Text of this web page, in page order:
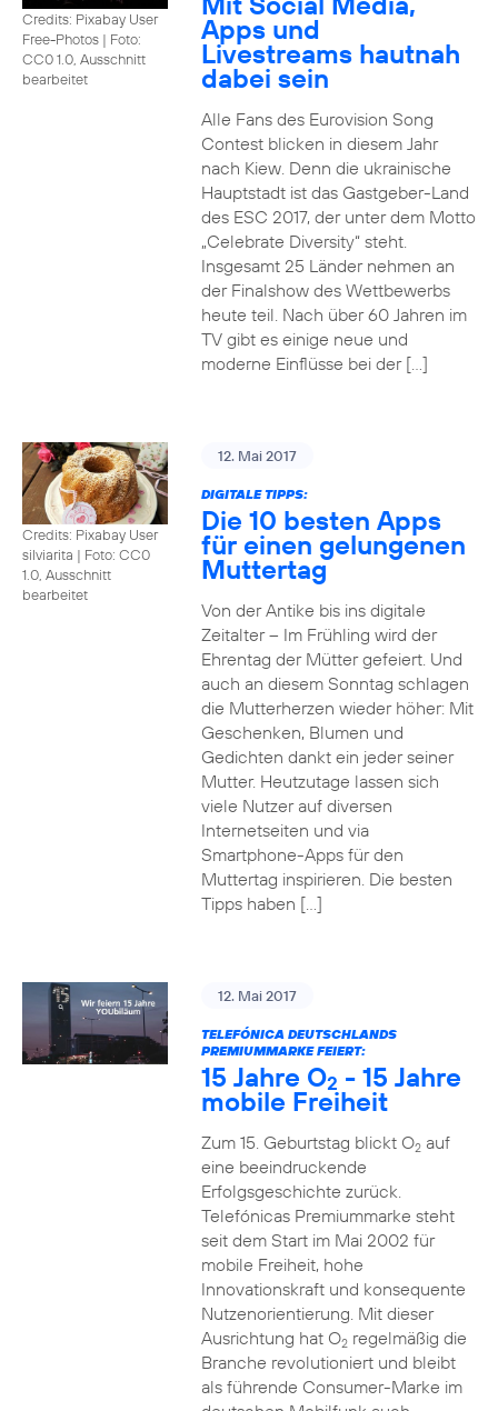
Credits: Pixabay User
Free-Photos | Foto:
CC0 1.0, Ausschnitt
bearbeitet
Apps und
Livestreams hautnah
dabei sein
Alle Fans des Eurovision Song
Contest blicken in diesem Jahr
nach Kiew. Denn die ukrainische
Hauptstadt ist das Gastgeber-Land
des ESC 2017, der unter dem Motto
„Celebrate Diversity“ steht.
Insgesamt 25 Länder nehmen an
der Finalshow des Wettbewerbs
heute teil. Nach über 60 Jahren im
TV gibt es einige neue und
moderne Einflüsse bei der […]
Credits: Pixabay User
silviarita | Foto: CC0
1.0, Ausschnitt
bearbeitet
12. Mai 2017
DIGITALE TIPPS:
Die 10 besten Apps
für einen gelungenen
Muttertag
Von der Antike bis ins digitale
Zeitalter – Im Frühling wird der
Ehrentag der Mütter gefeiert. Und
auch an diesem Sonntag schlagen
die Mutterherzen wieder höher: Mit
Geschenken, Blumen und
Gedichten dankt ein jeder seiner
Mutter. Heutzutage lassen sich
viele Nutzer auf diversen
Internetseiten und via
Smartphone-Apps für den
Muttertag inspirieren. Die besten
Tipps haben […]
12. Mai 2017
TELEFÓNICA DEUTSCHLANDS
PREMIUMMARKE FEIERT:
15 Jahre O2 - 15 Jahre
mobile Freiheit
Zum 15. Geburtstag blickt O2auf
eine beeindruckende
Erfolgsgeschichte zurück.
Telefónicas Premiummarke steht
seit dem Start im Mai 2002 für
mobile Freiheit, hohe
Innovationskraft und konsequente
Nutzenorientierung. Mit dieser
Ausrichtung hat O2regelmäßig die
Branche revolutioniert und bleibt
als führende Consumer-Marke im